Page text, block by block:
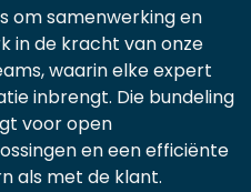
om samenwerking en
in de kracht van onze
waarin elke expert
inbrengt. Die bundeling
voor open
en een efficiënte
als met de klant.